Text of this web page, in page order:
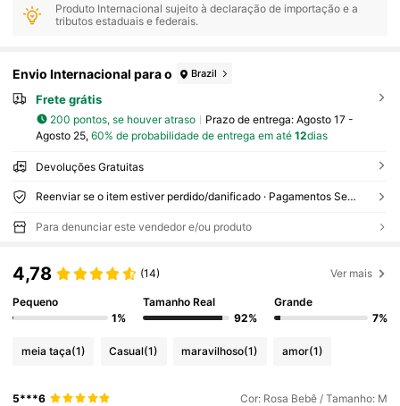
Produto Internacional sujeito à declaração de importação e a
tributos estaduais e federais.
Envio Internacional para o Brazil
Frete grátis
200 pontos, se houver atraso Prazo de entrega: Agosto 17 -
Agosto 25, 60% de probabilidade de entrega em até 12dias
Devoluções Gratuitas
Reenviar se o item estiver perdido/danificado · Pagamentos Seguros · Proteção de privacidade
Para denunciar este vendedor e/ou produto
4,78 (14) Ver mais
Pequeno
1%
Tamanho Real
92%
Grande
7%
meia taça(1) Casual(1) maravilhoso(1) amor(1)
5***6 Cor: Rosa Bebê / Tamanho: M